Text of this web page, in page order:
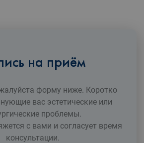
на приём
форму ниже. Коротко
вас эстетические или
проблемы.
с вами и согласует время
консультации.